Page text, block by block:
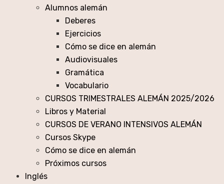
Alumnos alemán
Deberes
Ejercicios
Cómo se dice en alemán
Audiovisuales
Gramática
Vocabulario
CURSOS TRIMESTRALES ALEMÁN 2025/2026
Libros y Material
CURSOS DE VERANO INTENSIVOS ALEMÁN
Cursos Skype
Cómo se dice en alemán
Próximos cursos
Inglés